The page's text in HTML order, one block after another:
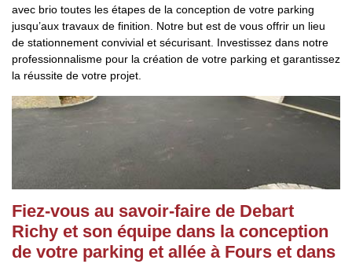
avec brio toutes les étapes de la conception de votre parking
jusqu’aux travaux de finition. Notre but est de vous offrir un lieu
de stationnement convivial et sécurisant. Investissez dans notre
professionnalisme pour la création de votre parking et garantissez
la réussite de votre projet.
Fiez-vous au savoir-faire de Debart
Richy et son équipe dans la conception
de votre parking et allée à Fours et dans